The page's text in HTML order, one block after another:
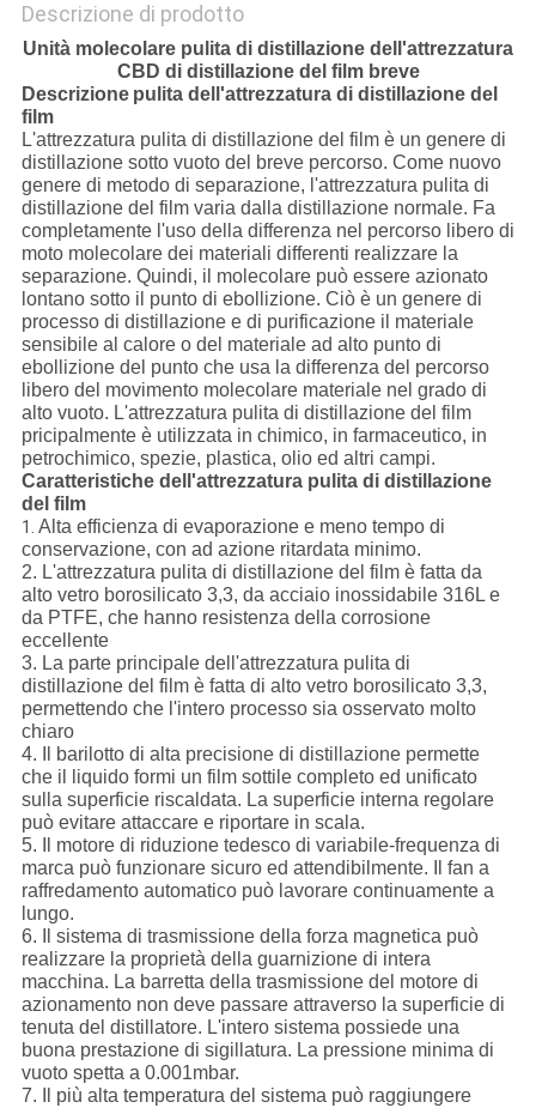
Descrizione di prodotto
Unità molecolare pulita di distillazione dell'attrezzatura
CBD di distillazione del film breve
Descrizione pulita dell'attrezzatura di distillazionedel
film
L'attrezzatura pulita di distillazione del film è un genere di
distillazione sotto vuoto del breve percorso. Come nuovo
genere di metodo di separazione, l'attrezzatura pulita di
distillazione del film varia dalla distillazione normale. Fa
completamente l'uso della differenza nel percorso libero di
moto molecolare dei materiali differenti realizzare la
separazione. Quindi, il molecolare può essere azionato
lontano sotto il punto di ebollizione. Ciò è un genere di
processo di distillazione e di purificazione il materiale
sensibile al calore o del materiale ad alto punto di
ebollizione del punto che usa la differenza del percorso
libero del movimento molecolare materiale nel grado di
alto vuoto. L'attrezzatura pulita di distillazione del film
pricipalmente è utilizzata in chimico, in farmaceutico, in
petrochimico, spezie, plastica, olio ed altri campi.
Caratteristiche dell'attrezzatura pulita di distillazione
del film
1. Alta efficienza di evaporazione e meno tempo di
conservazione, con ad azione ritardata minimo.
2. L'attrezzatura pulita di distillazione del film è fatta da
alto vetro borosilicato 3,3, da acciaio inossidabile 316L e
da PTFE, che hanno resistenza della corrosione
eccellente
3. La parte principale dell'attrezzatura pulita di
distillazione del film è fatta di alto vetro borosilicato 3,3,
permettendo che l'intero processo sia osservato molto
chiaro
4. Il barilotto di alta precisione di distillazione permette
che il liquido formi un film sottile completo ed unificato
sulla superficie riscaldata. La superficie interna regolare
può evitare attaccare e riportare in scala.
5. Il motore di riduzione tedesco di variabile-frequenza di
marca può funzionare sicuro ed attendibilmente. Il fan a
raffredamento automatico può lavorare continuamente a
lungo.
6. Il sistema di trasmissione della forza magnetica può
realizzare la proprietà della guarnizione di intera
macchina. La barretta della trasmissione del motore di
azionamento non deve passare attraverso la superficie di
tenuta del distillatore. L'intero sistema possiede una
buona prestazione di sigillatura. La pressione minima di
vuoto spetta a 0.001mbar.
7. Il più alta temperatura del sistema può raggiungere